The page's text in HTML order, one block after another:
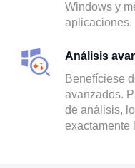
Windows y
aplicaciones.
Análisis
Benefíciese
avanzados.
de análisis,
exactamente